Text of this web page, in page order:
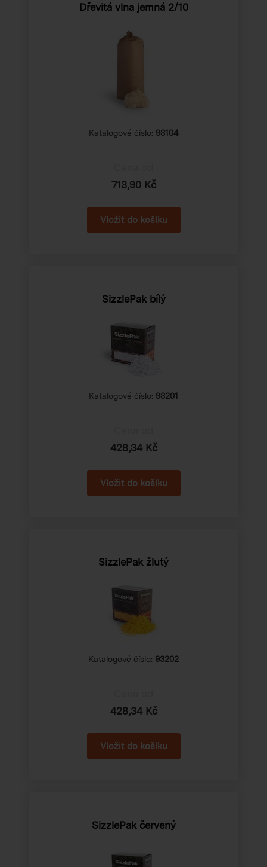
Dřevitá vlna jemná 2/10
Katalogové číslo: 93104
713,90 Kč
SizzlePak bílý
Katalogové číslo: 93201
428,34 Kč
SizzlePak žlutý
Katalogové číslo: 93202
428,34 Kč
SizzlePak červený